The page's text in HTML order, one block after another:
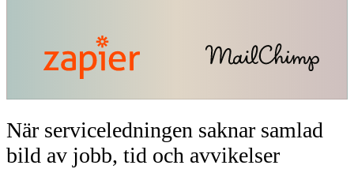
När serviceledningen saknar samlad
bild av jobb, tid och avvikelser